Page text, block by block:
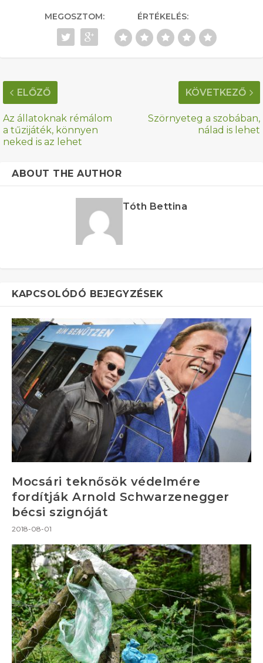
MEGOSZTOM: ÉRTÉKELÉS:
ELŐZŐ
Az állatoknak rémálom
a tűzijáték, könnyen
neked is az lehet
KÖVETKEZŐ
Szörnyeteg a szobában,
nálad is lehet
ABOUT THE AUTHOR
Tóth Bettina
KAPCSOLÓDÓ BEJEGYZÉSEK
Mocsári teknősök védelmére
fordítják Arnold Schwarzenegger
bécsi szignóját
2018-08-01